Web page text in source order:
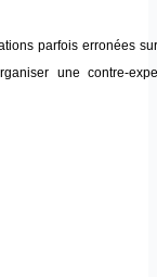
parfois erronées
une contre-